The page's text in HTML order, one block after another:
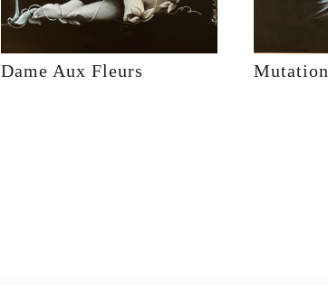
Dame Aux Fleurs Mutation